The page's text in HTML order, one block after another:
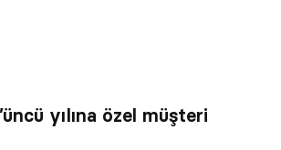
yılına özel müşteri